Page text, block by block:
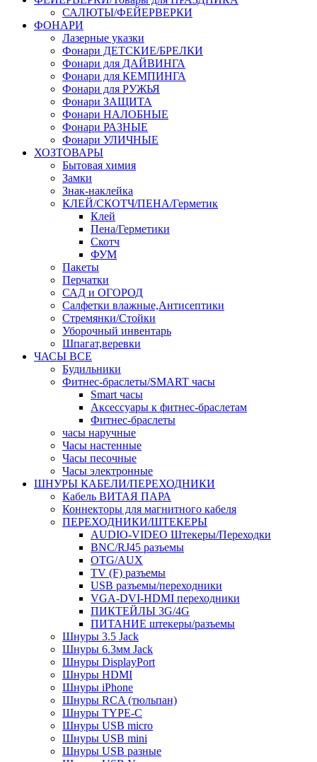
САЛЮТЫ/ФЕЙЕРВЕРКИ
ФОНАРИ
Лазерные указки
Фонари ДЕТСКИЕ/БРЕЛКИ
Фонари для ДАЙВИНГА
Фонари для КЕМПИНГА
Фонари для РУЖЬЯ
Фонари ЗАЩИТА
Фонари НАЛОБНЫЕ
Фонари РАЗНЫЕ
Фонари УЛИЧНЫЕ
ХОЗТОВАРЫ
Бытовая химия
Замки
Знак-наклейка
КЛЕЙ/СКОТЧ/ПЕНА/Герметик
Клей
Пена/Герметики
Скотч
ФУМ
Пакеты
Перчатки
САД и ОГОРОД
Салфетки влажные,Антисептики
Стремянки/Стойки
Уборочный инвентарь
Шпагат,веревки
ЧАСЫ ВСЕ
Будильники
Фитнес-браслеты/SMART часы
Smart часы
Аксессуары к фитнес-браслетам
Фитнес-браслеты
часы наручные
Часы настенные
Часы песочные
Часы электронные
ШНУРЫ КАБЕЛИ/ПЕРЕХОДНИКИ
Кабель ВИТАЯ ПАРА
Коннекторы для магнитного кабеля
ПЕРЕХОДНИКИ/ШТЕКЕРЫ
AUDIO-VIDEO Штекеры/Переходки
BNC/RJ45 разъемы
OTG/AUX
TV (F) разъемы
USB разъемы/переходники
VGA-DVI-HDMI переходники
ПИКТЕЙЛЫ 3G/4G
ПИТАНИЕ штекеры/разъемы
Шнуры 3.5 Jack
Шнуры 6.3мм Jack
Шнуры DisplayPort
Шнуры HDMI
Шнуры iPhone
Шнуры RCA (тюльпан)
Шнуры TYPE-C
Шнуры USB micro
Шнуры USB mini
Шнуры USB разные